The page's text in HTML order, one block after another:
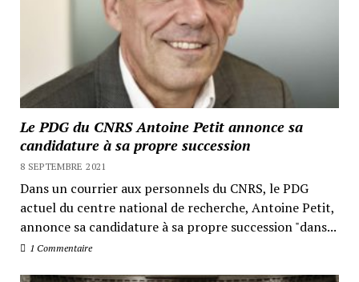
Le PDG du CNRS Antoine Petit annonce sa
candidature à sa propre succession
8 SEPTEMBRE 2021
Dans un courrier aux personnels du CNRS, le PDG
actuel du centre national de recherche, Antoine Petit,
annonce sa candidature à sa propre succession "dans...
1 Commentaire